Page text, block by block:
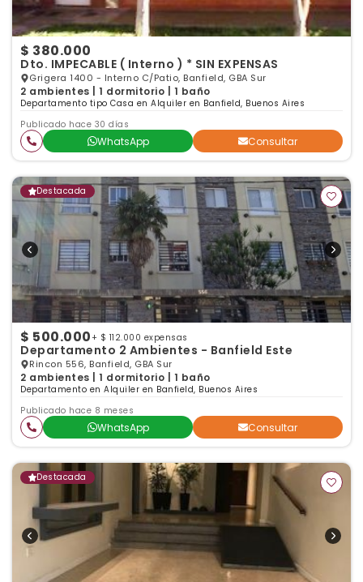
$ 380.000
Dto. IMPECABLE ( Interno ) * SIN EXPENSAS
Grigera 1400 - Interno C/Patio, Banfield, GBA Sur
2 ambientes | 1 dormitorio | 1 baño
Departamento tipo Casa en Alquiler en Banfield, Buenos Aires
Publicado hace 30 días
WhatsApp Consultar
Destacada
$ 500.000 + $ 112.000 expensas
Departamento 2 Ambientes - Banfield Este
Rincon 556, Banfield, GBA Sur
2 ambientes | 1 dormitorio | 1 baño
Departamento en Alquiler en Banfield, Buenos Aires
Publicado hace 8 meses
WhatsApp Consultar
Destacada